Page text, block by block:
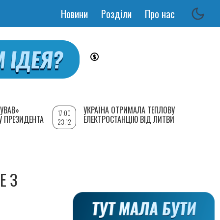
Основная
Новини Розділи Про нас
З
ПРЕЗИДЕНТА
17:00
23.12
УКРАЇНА ОТРИМАЛА ТЕПЛОВУ
ЕЛЕКТРОСТАНЦІЮ ВІД ЛИТВИ